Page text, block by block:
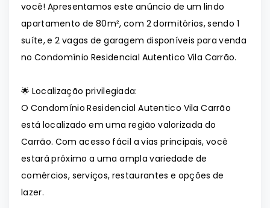
você! Apresentamos este anúncio de um lindo
apartamento de 80m², com 2 dormitórios, sendo 1
suíte, e 2 vagas de garagem disponíveis para venda
no Condomínio Residencial Autentico Vila Carrão.
🌟 Localização privilegiada:
O Condomínio Residencial Autentico Vila Carrão
está localizado em uma região valorizada do
Carrão. Com acesso fácil a vias principais, você
estará próximo a uma ampla variedade de
comércios, serviços, restaurantes e opções de
lazer.